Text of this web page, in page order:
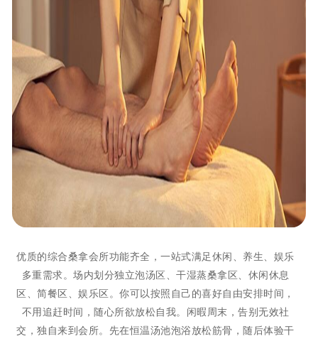
优质的综合桑拿会所功能齐全，一站式满足休闲、养生、娱乐
多重需求。场内划分独立泡汤区、干湿蒸桑拿区、休闲休息
区、简餐区、娱乐区。你可以按照自己的喜好自由安排时间，
不用追赶时间，随心所欲放松自我。闲暇周末，告别无效社
交，独自来到会所。先在恒温汤池泡浴放松筋骨，随后体验干